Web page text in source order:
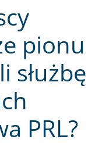
pionu
służbę
PRL?